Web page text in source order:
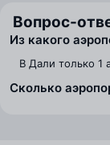
Вопрос-
Из какого
В Дали только 1
Сколько